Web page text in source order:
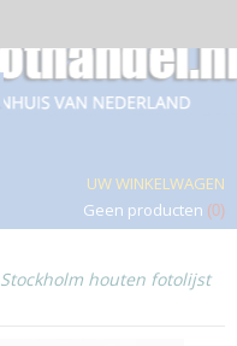
UW WINKELWAGEN
Geen producten (0)
Stockholm houten fotolijst